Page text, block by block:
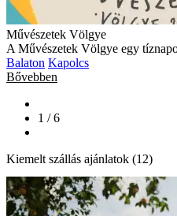
Művészetek Völgye
A Művészetek Völgye egy
Balaton Kapolcs
Bővebben
1 / 6
Kiemelt szállás ajánlatok (12)